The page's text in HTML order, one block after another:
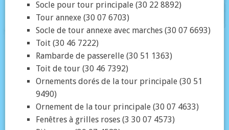
Socle pour tour principale (30 22 8892)
Tour annexe (30 07 6703)
Socle de tour annexe avec marches (30 07 6693)
Toit (30 46 7222)
Rambarde de passerelle (30 51 1363)
Toit de tour (30 46 7392)
Ornements dorés de la tour principale (30 51
9490)
Ornement de la tour principale (30 07 4633)
Fenêtres à grilles roses (3 30 07 4573)